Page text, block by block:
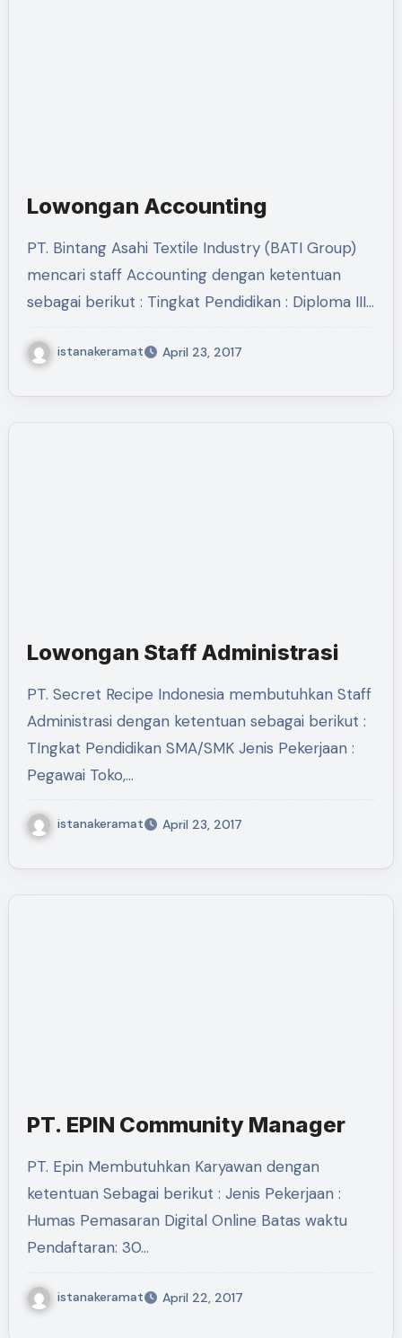
Lowongan Accounting
PT. Bintang Asahi Textile Industry (BATI Group)
mencari staff Accounting dengan ketentuan
sebagai berikut : Tingkat Pendidikan : Diploma III…
istanakeramat April 23, 2017
Lowongan Staff Administrasi
PT. Secret Recipe Indonesia membutuhkan Staff
Administrasi dengan ketentuan sebagai berikut :
TIngkat Pendidikan SMA/SMK Jenis Pekerjaan :
Pegawai Toko,…
istanakeramat April 23, 2017
PT. EPIN Community Manager
PT. Epin Membutuhkan Karyawan dengan
ketentuan Sebagai berikut : Jenis Pekerjaan :
Humas Pemasaran Digital Online Batas waktu
Pendaftaran: 30…
istanakeramat April 22, 2017